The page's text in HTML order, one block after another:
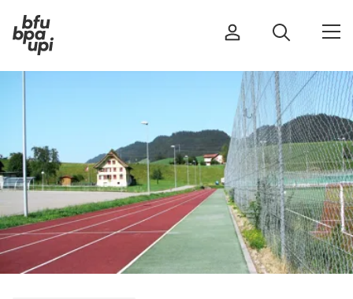
Sport e attività fisica
Casa e giardino
Edifici e impianti
Bambini